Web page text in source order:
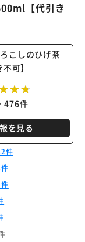
【代引き
こしのひげ茶
可】
476件
を見る
件
続きへ